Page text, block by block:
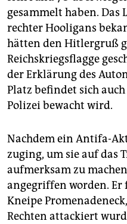
gesammelt haben.
rechter Hooligans
hätten den Hitlergruß
Reichskriegsflagge
der Erklärung des
Platz befindet sich
Polizei bewacht wird.
Nachdem ein Antifa-
zuging, um sie auf das
aufmerksam zu
angegriffen worden. Er
Kneipe
Rechten attackiert